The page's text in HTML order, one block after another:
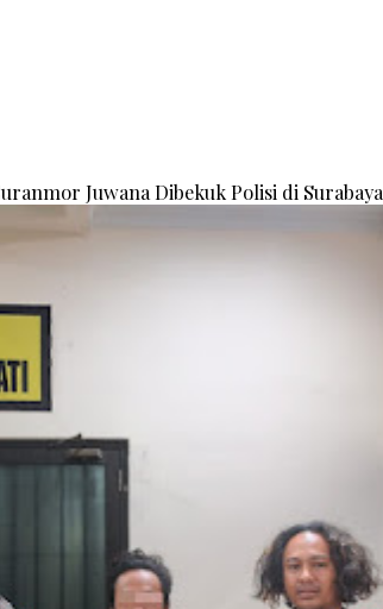
Juwana Dibekuk Polisi di Surabaya